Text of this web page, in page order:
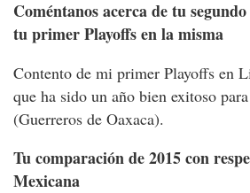
Coméntanos acerca de tu
tu primer Playoffs en la misma
Contento de mi primer Playoffs en
que ha sido un año bien exitoso
(Guerreros de Oaxaca).
Tu comparación de 2015 con
Mexicana